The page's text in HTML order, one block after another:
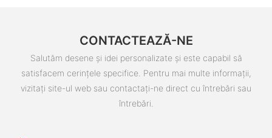
CONTACTEAZĂ-NE
Salutăm desene și idei personalizate și este capabil să
satisfacem cerințele specifice. Pentru mai multe informații,
vizitați site-ul web sau contactați-ne direct cu întrebări sau
întrebări.